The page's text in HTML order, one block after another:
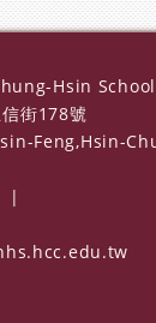
Hsin
街178號
Feng,Hsin-
|